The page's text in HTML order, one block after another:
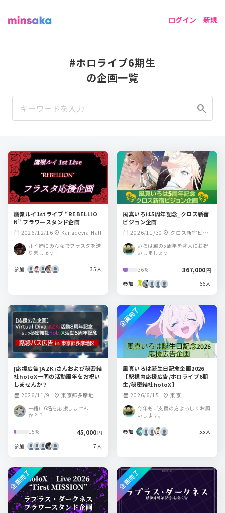
ログイン｜新規
#ホロライブ6期生
の企画一覧
search
鷹嶺ルイ1stライブ “REBELLIO
N” フラワースタンド企画
calendar_month 2026/12/16 location_on Kanadevia Hall
ルイ姉にみんなでフラスタを送
りましょう！
参加 35人
風真いろは5周年記念_クロス新宿
ビジョン企画
calendar_month 2026/11/30 location_on クロス新宿ビジ
いろは殿の5周年を盛大にお祝
いしましょう
36% 367,000円
参加
66人
[応援広告]AZKiさんおよび秘密結
社holoX一同の活動周年をお祝い
しませんか？
calendar_month 2026/11/9 location_on 東京都多摩地区
一緒に6名を応援しません
か？？
15% 45,000円
参加
7人
風真いろは誕生日記念企画2026
【駅構内応援広告/ホロライブ6期
生/秘密結社holoX】
calendar_month 2026/6/15 location_on 東京
今年もご支援の方よろしくお願
いします。
参加 55人
企画完了
企画完了 企画完了